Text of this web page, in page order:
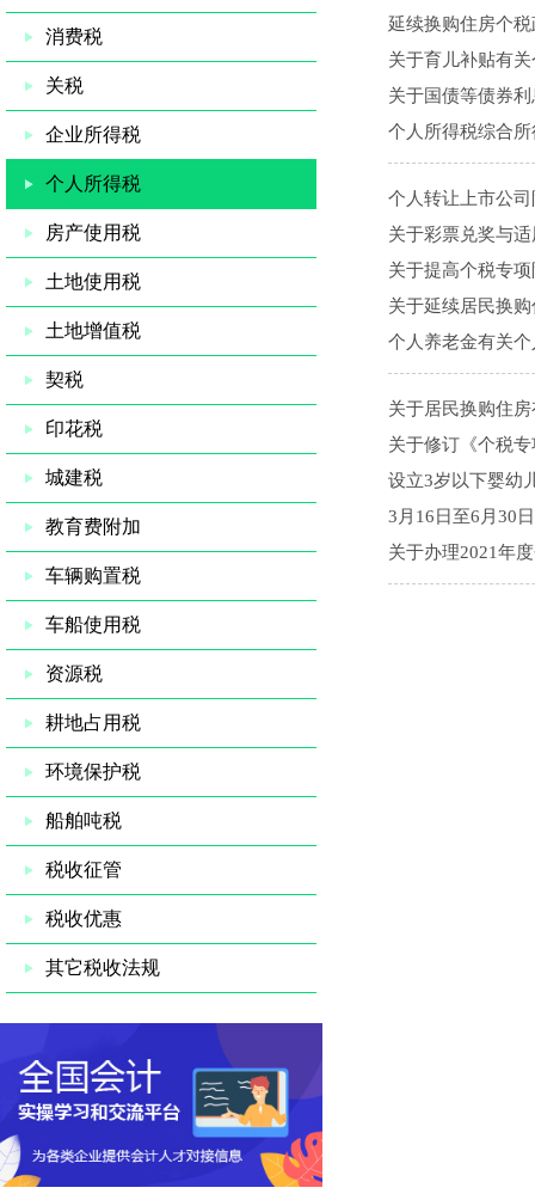
消费税
关税
企业所得税
个人所得税
房产使用税
土地使用税
土地增值税
契税
印花税
城建税
教育费附加
车辆购置税
车船使用税
资源税
耕地占用税
环境保护税
船舶吨税
税收征管
税收优惠
其它税收法规
延续换购住房个
关于育儿补贴有
关于国债等债券
个人所得税综合
个人转让上市公
关于彩票兑奖与
关于提高个税专
关于延续居民换
个人养老金有关
关于居民换购住
关于修订《个税
设立3岁以下婴幼
3月16日至6月30
关于办理2021年